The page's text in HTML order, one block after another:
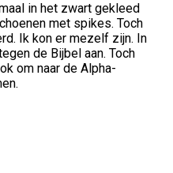
in het zwart gekleed
met spikes. Toch
Ik kon er mezelf zijn. In
de Bijbel aan. Toch
om naar de Alpha-